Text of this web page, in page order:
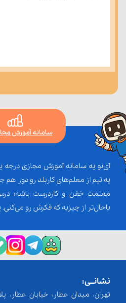
سامانه آموزش
آی‌نو یه سامانه آموزش مجازی درجه
یه تیم از معلم‌‌های کاربلد رو دور هم
معلمت خفن و کاردرست باشه؛
باحال‌تر از چیزیه که فکرش رو
نشانــی: